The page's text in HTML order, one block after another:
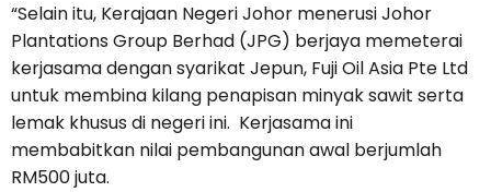
“Selain itu, Kerajaan Negeri Johor menerusi Johor
Plantations Group Berhad (JPG) berjaya memeterai
kerjasama dengan syarikat Jepun, Fuji Oil Asia Pte Ltd
untuk membina kilang penapisan minyak sawit serta
lemak khusus di negeri ini. Kerjasama ini
membabitkan nilai pembangunan awal berjumlah
RM500 juta.